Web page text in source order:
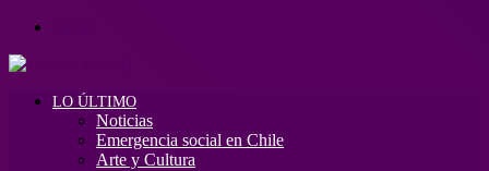
LO ÚLTIMO
Noticias
Emergencia social en Chile
Arte y Cultura